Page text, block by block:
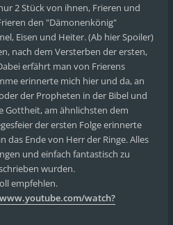
2 Stück von ihnen, Frieren und
den "Dämonenkönig"
Eisen und Heiter. (Ab hier Spoiler)
nach dem Versterben der ersten,
erfährt man von Frierens
erinnerte mich hier und da, an
der Propheten in der Bibel und
Gottheit, am ähnlichsten dem
der ersten Folge erinnerte
das Ende von Herr der Ringe. Alles
und einfach fantastisch zu
wurden.
empfehlen.
watch?